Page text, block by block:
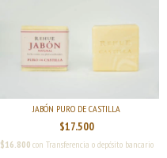
JABÓN PURO DE CASTILLA
$17.500
$16.800 con Transferencia o depósito bancario